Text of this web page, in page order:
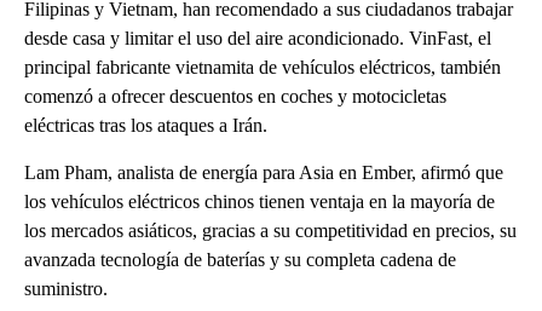
Filipinas y Vietnam, han recomendado a sus ciudadanos trabajar
desde casa y limitar el uso del aire acondicionado. VinFast, el
principal fabricante vietnamita de vehículos eléctricos, también
comenzó a ofrecer descuentos en coches y motocicletas
eléctricas tras los ataques a Irán.
Lam Pham, analista de energía para Asia en Ember, afirmó que
los vehículos eléctricos chinos tienen ventaja en la mayoría de
los mercados asiáticos, gracias a su competitividad en precios, su
avanzada tecnología de baterías y su completa cadena de
suministro.